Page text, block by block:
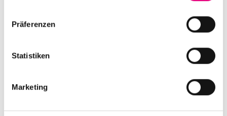
Präferenzen
Statistiken
Marketing
Patienten zu Gute. Auf unserer
für die sich SILVER LINING und das
den letzten Jahren eingesetzt haben.
zur Website